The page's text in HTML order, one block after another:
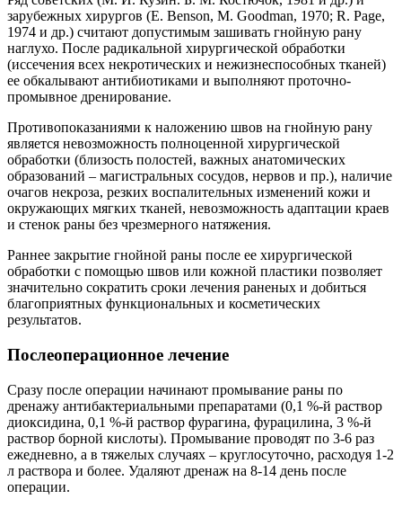
зарубежных хирургов (Е. Benson, М. Goodman, 1970; R. Page,
1974 и др.) считают допустимым зашивать гнойную рану
наглухо. После радикальной хирургической обработки
(иссечения всех некротических и нежизнеспособных тканей)
ее обкалывают антибиотиками и выполняют проточно-
промывное дренирование.
Противопоказаниями к наложению швов на гнойную рану
является невозможность полноценной хирургической
обработки (близость полостей, важных анатомических
образований – магистральных сосудов, нервов и пр.), наличие
очагов некроза, резких воспалительных изменений кожи и
окружающих мягких тканей, невозможность адаптации краев
и стенок раны без чрезмерного натяжения.
Раннее закрытие гнойной раны после ее хирургической
обработки с помощью швов или кожной пластики позволяет
значительно сократить сроки лечения раненых и добиться
благоприятных функциональных и косметических
результатов.
Послеоперационное лечение
Сразу после операции начинают промывание раны по
дренажу антибактериальными препаратами (0,1 %-й раствор
диоксидина, 0,1 %-й раствор фурагина, фурацилина, 3 %-й
раствор борной кислоты). Промывание проводят по 3-6 раз
ежедневно, а в тяжелых случаях – круглосуточно, расходуя 1-2
л раствора и более. Удаляют дренаж на 8-14 день после
операции.